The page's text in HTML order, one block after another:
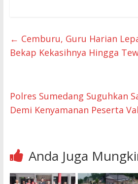
← Cemburu, Guru Harian
Bekap Kekasihnya Hingga
Polres Sumedang Suguhkan
Demi Kenyamanan Peserta
Anda Juga